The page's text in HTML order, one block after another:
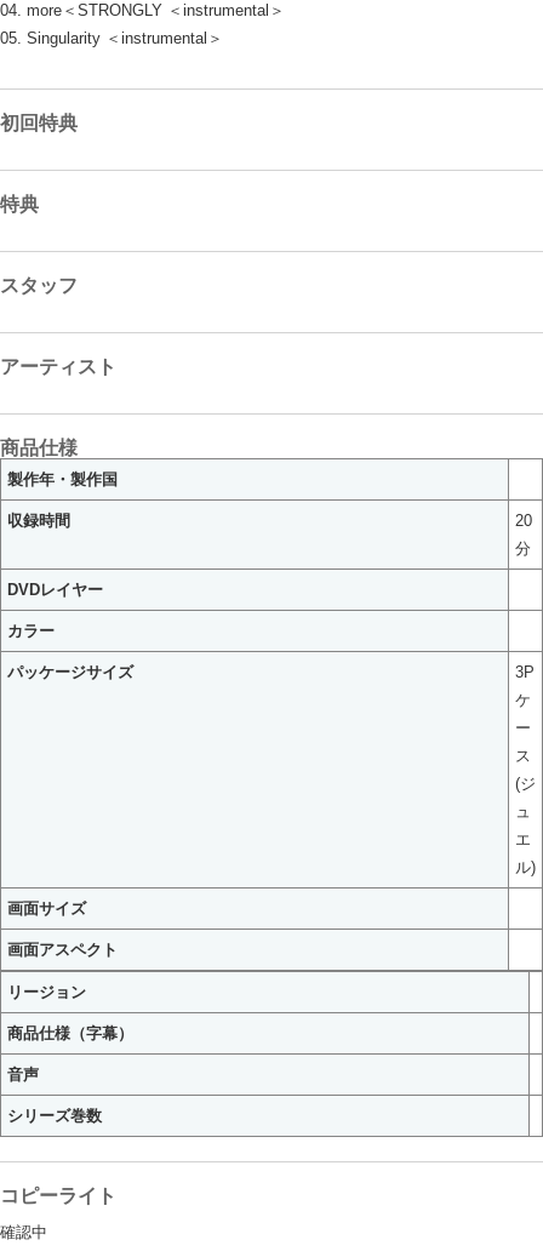
04. more＜STRONGLY ＜instrumental＞
05. Singularity ＜instrumental＞
初回特典
特典
スタッフ
アーティスト
商品仕様
製作年・製作国
収録時間
20
分
DVDレイヤー
カラー
パッケージサイズ
3P
ケ
ー
ス
(ジ
ュ
エ
ル)
画面サイズ
画面アスペクト
リージョン
商品仕様（字幕）
音声
シリーズ巻数
コピーライト
確認中